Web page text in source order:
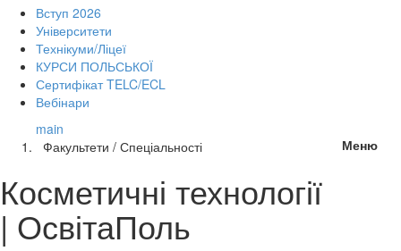
Вступ 2026
Університети
Технікуми/Ліцеї
КУРСИ ПОЛЬСЬКОЇ
Сертифікат TELC/ECL
Вебінари
Меню
main
Факультети / Спеціальності
Косметичні технології
| ОсвітаПоль